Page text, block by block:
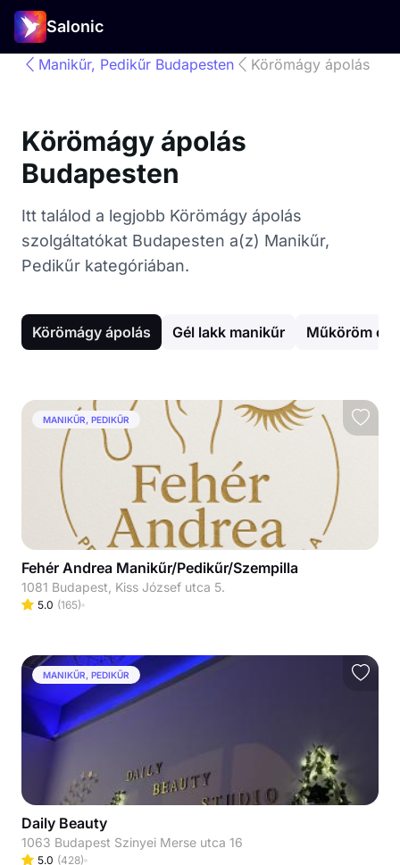
Salonic
Manikűr, Pedikűr Budapesten Körömágy ápolás
Körömágy ápolás
Budapesten
Itt találod a legjobb Körömágy ápolás
szolgáltatókat Budapesten a(z) Manikűr,
Pedikűr kategóriában.
Körömágy ápolás Gél lakk manikűr Műköröm
MANIKŰR, PEDIKŰR
Fehér Andrea Manikűr/Pedikűr/Szempilla
1081 Budapest, Kiss József utca 5.
5.0 (165)
MANIKŰR, PEDIKŰR
Daily Beauty
1063 Budapest Szinyei Merse utca 16
5.0 (428)